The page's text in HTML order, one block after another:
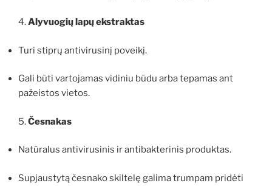
4.Alyvuogių lapų ekstraktas
Turi stiprų antivirusinį poveikį.
Gali būti vartojamas vidiniu būdu arba tepamas ant
pažeistos vietos.
5.Česnakas
Natūralus antivirusinis ir antibakterinis produktas.
Supjaustytą česnako skiltelę galima trumpam pridėti